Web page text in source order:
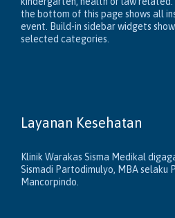
the bottom of this page shows all
event. Build-in sidebar widgets
selected categories.
Layanan Kesehatan
Klinik Warakas Sisma Medikal
Sismadi Partodimulyo, MBA selaku
Mancorpindo.